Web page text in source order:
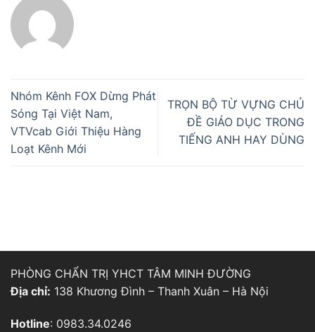
Nhóm Kênh FOX Dừng Phát
Sóng Tại Việt Nam,
VTVcab Giới Thiệu Hàng
Loạt Kênh Mới
TRỌN BỘ TỪ VỰNG CHỦ
ĐỀ GIÁO DỤC TRONG
TIẾNG ANH HAY DÙNG
PHÒNG CHẨN TRỊ YHCT TÂM MINH ĐƯỜNG
Địa chỉ: 138 Khương Đình – Thanh Xuân – Hà Nội
Hotline: 0983.34.0246